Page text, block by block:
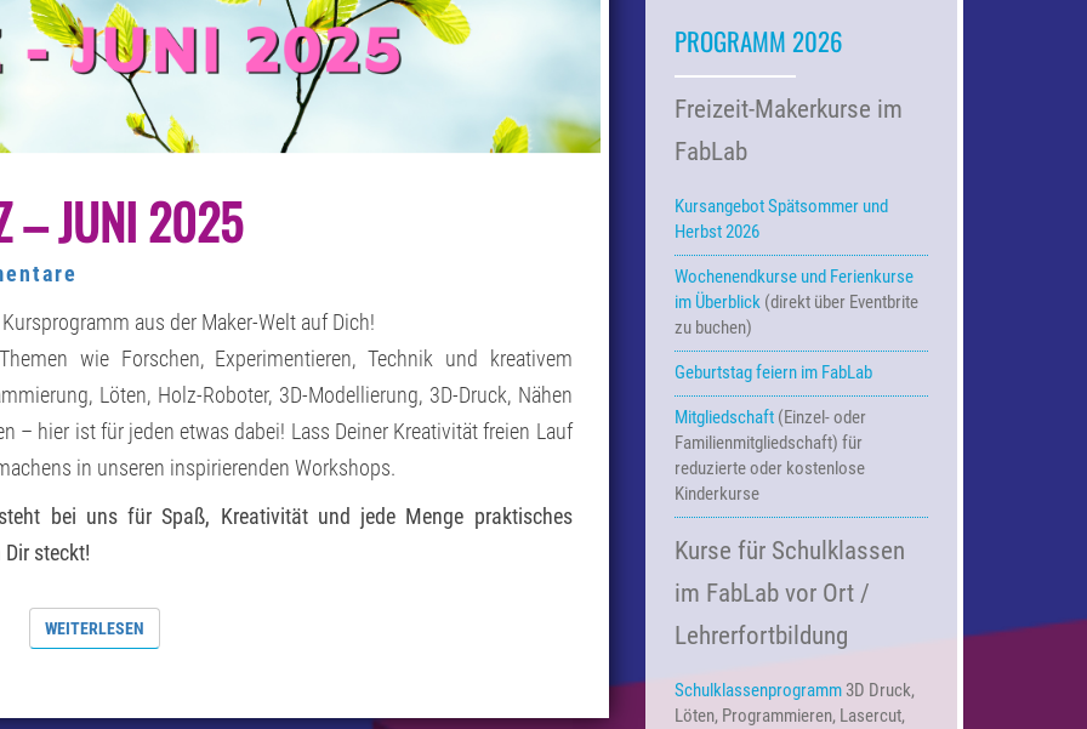
MÄRZ
–
– JUNI 2025
aus der Maker-Welt auf Dich!
wie Forschen, Experimentieren, Technik und kreativem
Löten, Holz-Roboter, 3D-Modellierung, 3D-Druck, Nähen
– hier ist für jeden etwas dabei! Lass Deiner Kreativität freien Lauf
in unseren inspirierenden Workshops.
bei uns für Spaß, Kreativität und jede Menge praktisches
steckt!
WEITERLESENWEITERLESEN
PROGRAMM 2026
Freizeit-Makerkurse im
FabLab
Kursangebot Spätsommer und
Herbst 2026
Wochenendkurse und Ferienkurse
im Überblick(direkt über Eventbrite
zu buchen)
Geburtstag feiern im FabLab
Mitgliedschaft(Einzel- oder
Familienmitgliedschaft) für
reduzierte oder kostenlose
Kinderkurse
Kurse für Schulklassen
im FabLab vor Ort /
Lehrerfortbildung
Schulklassenprogramm3D Druck,
Löten, Programmieren, Lasercut,